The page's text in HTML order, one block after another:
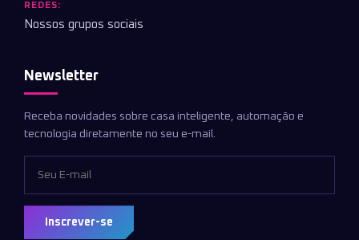
REDES:
Nossos grupos sociais
Newsletter
Receba novidades sobre casa inteligente, automação e
tecnologia diretamente no seu e-mail.
Inscrever-se